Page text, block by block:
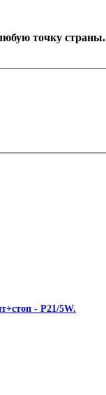
точку страны.
- P21/5W.